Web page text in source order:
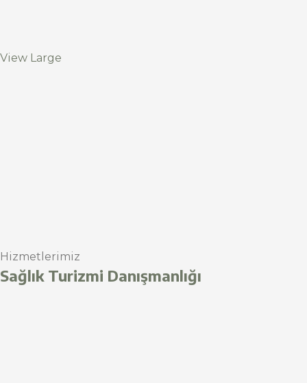
View Large
Hizmetlerimiz
Sağlık Turizmi Danışmanlığı